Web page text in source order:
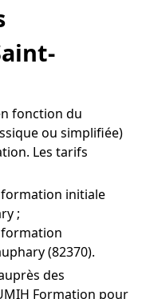
fonction du
ou simplifiée)
Les tarifs
formation initiale
;
formation
(82370).
des
Formation pour